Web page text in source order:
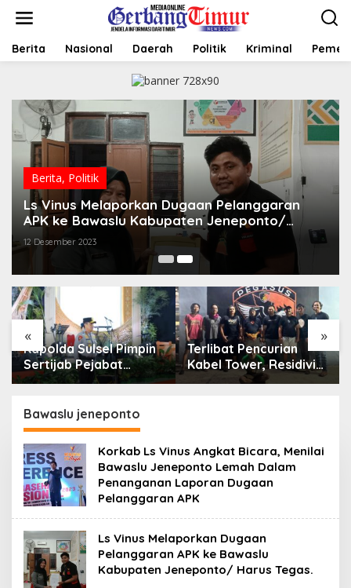
t
Berita Nasional Daerah Politik Kriminal
Berita, Politik
Ls Vinus Melaporkan Dugaan Pelanggaran
APK ke Bawaslu Kabupaten Jeneponto/
Harus Tegas.
12 Desember 2023
« »
Kapolda Sulsel Pimpin
Sertijab Pejabat
Utama dan Kapolres
Karolog dan
Kapolresta Gowa
Terlibat Pencurian
Kabel Tower, Residivis
yang Sempat Kabur
Bawaslu jeneponto
Korkab Ls Vinus Angkat Bicara, Menilai
Bawaslu Jeneponto Lemah Dalam
Penanganan Laporan Dugaan
Pelanggaran APK
Ls Vinus Melaporkan Dugaan
Pelanggaran APK ke Bawaslu
Kabupaten Jeneponto/ Harus Tegas.